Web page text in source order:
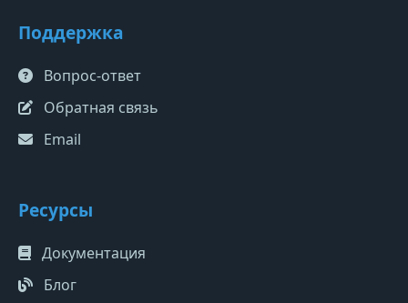
Поддержка
Вопрос-ответ
Обратная связь
Email
Ресурсы
Документация
Блог